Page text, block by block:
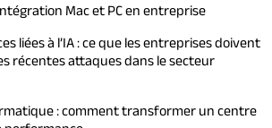
Mac et PC en entreprise
liées à l’IA : ce que les entreprises doivent
récentes attaques dans le secteur
: comment transformer un centre